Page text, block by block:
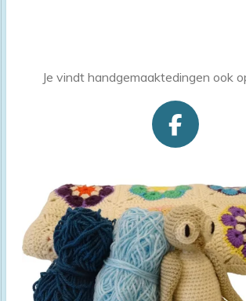
Je vindt handgemaaktedingen ook
F
e
b
o
o
k